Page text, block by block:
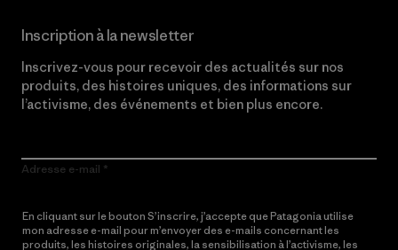
Inscription à la newsletter
Inscrivez-vous pour recevoir des actualités sur nos
produits, des histoires uniques, des informations sur
l’activisme, des événements et bien plus encore.
Adresse e-mail
En cliquant sur le bouton S’inscrire, j’accepte que Patagonia utilise
mon adresse e-mail pour m’envoyer des e-mails concernant les
produits, les histoires originales, la sensibilisation à l’activisme, les